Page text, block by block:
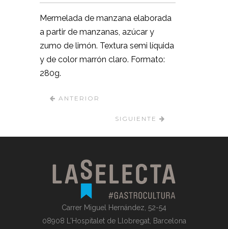
Mermelada de manzana elaborada
a partir de manzanas, azúcar y
zumo de limón. Textura semi líquida
y de color marrón claro. Formato:
280g.
ANTERIOR
SIGUIENTE
Carrer Miguel Hernández, 52-54
08908 L'Hospitalet de Llobregat, Barcelona